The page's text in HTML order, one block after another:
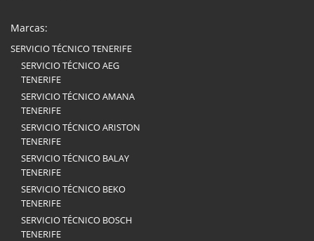
Marcas:
SERVICIO TÉCNICO TENERIFE
SERVICIO TÉCNICO AEG
TENERIFE
SERVICIO TÉCNICO AMANA
TENERIFE
SERVICIO TÉCNICO ARISTON
TENERIFE
SERVICIO TÉCNICO BALAY
TENERIFE
SERVICIO TÉCNICO BEKO
TENERIFE
SERVICIO TÉCNICO BOSCH
TENERIFE